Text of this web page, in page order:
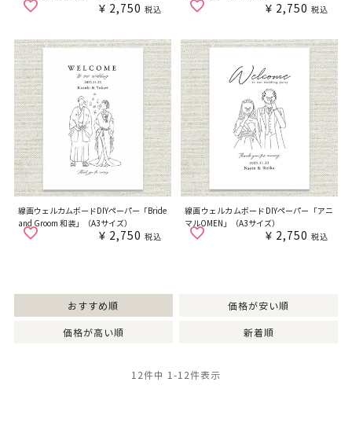
¥ 2,750 税込 ¥ 2,750 税込
線画ウェルカムボードDIYペーパー「Bride
and Groom 和装」（A3サイズ）
¥ 2,750 税込
線画ウェルカムボードDIYペーパー「アニ
マルOMEN」（A3サイズ）
¥ 2,750 税込
おすすめ順 価格が安い順
価格が高い順 新着順
12件中 1 -12件表示